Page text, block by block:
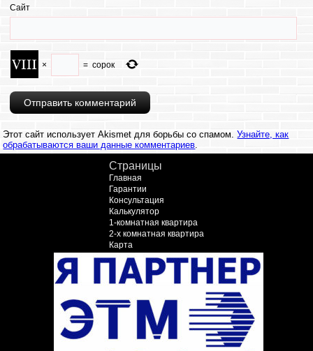
Сайт
× = сорок
Этот сайт использует Akismet для борьбы со спамом.Узнайте, как
обрабатываются ваши данные комментариев.
Страницы
Главная
Гарантии
Консультация
Калькулятор
1-комнатная квартира
2-х комнатная квартира
Карта